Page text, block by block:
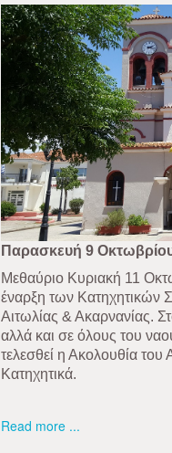
Παρασκευή 9
Μεθαύριο Κυριακή 11
έναρξη των Κατηχητικών
Αιτωλίας & Ακαρνανίας.
αλλά και σε όλους του
τελεσθεί η Ακολουθία του
Κατηχητικά.
Read more ...